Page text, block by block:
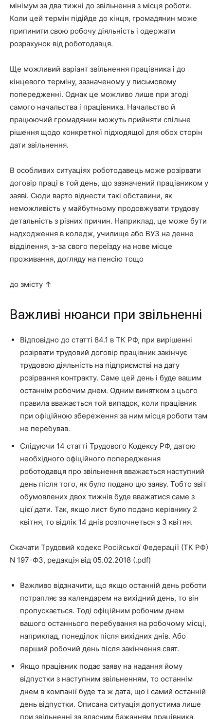
мінімум за два тижні до звільнення з місця роботи.
Коли цей термін підійде до кінця, громадянин може
припинити свою робочу діяльність і одержати
розрахунок від роботодавця.
Ще можливий варіант звільнення працівника і до
кінцевого терміну, зазначеному у письмовому
попередженні. Однак це можливо лише при згоді
самого начальства і працівника. Начальство й
працюючий громадянин можуть прийняти спільне
рішення щодо конкретної підходящої для обох сторін
дати звільнення.
В особливих ситуаціях роботодавець може розірвати
договір праці в той день, що зазначений працівником у
заяві. Сюди варто віднести такі обставини, як
неможливість у майбутньому продовжувати трудову
детальність з різних причин. Наприклад, це може бути
надходження в коледж, училище або ВУЗ на денне
відділення, з-за свого переїзду на нове місце
проживання, догляду на пенсію тощо
до змісту ↑
Важливі нюанси при звільненні
Відповідно до статті 84.1 в ТК РФ, при вирішенні
розірвати трудовий договір працівник закінчує
трудовою діяльність на підприємстві на дату
розірвання контракту. Саме цей день і буде вашим
останнім робочим днем. Одним винятком з цього
правила вважається той випадок, коли працівник
при офіційною збереження за ним місця роботи там
не перебував.
Слідуючи 14 статті Трудового Кодексу РФ, датою
необхідного офіційного попередження
роботодавця про звільнення вважається наступний
день після того, як було подано цю заяву. Тобто звіт
обумовлених двох тижнів буде вважатися саме з
цієї дати. Так, якщо лист було подано керівнику 2
квітня, то відлік 14 днів розпочнеться з 3 квітня.
Скачати Трудовий кодекс Російської Федерації (ТК РФ)
N 197-ФЗ, редакція від 05.02.2018 (.pdf)
Важливо відзначити, що якщо останній день роботи
потрапляє за календарем на вихідний день, то він
пропускається. Тоді офіційним робочим днем
вашого останнього перебування на робочому місці,
наприклад, понеділок після вихідних днів. Або
перший робочий день після закінчення свят.
Якщо працівник подає заяву на надання йому
відпустки з наступним звільненням, то останнім
днем в компанії буде та ж дата, що і самий останній
день відпустки. Описана ситуація допустима лише
при звільненні за власним бажанням працівника,